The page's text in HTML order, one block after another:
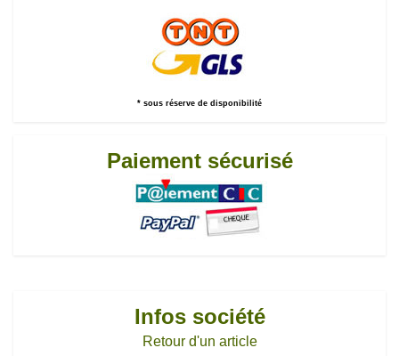
* sous réserve de disponibilité
Paiement sécurisé
Infos société
Retour d'un article